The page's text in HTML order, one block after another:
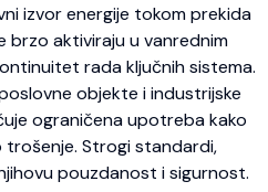
izvor energije tokom prekida
brzo aktiviraju u vanrednim
rada ključnih sistema.
objekte i industrijske
ograničena upotreba kako
trošenje. Strogi standardi,
pouzdanost i sigurnost.